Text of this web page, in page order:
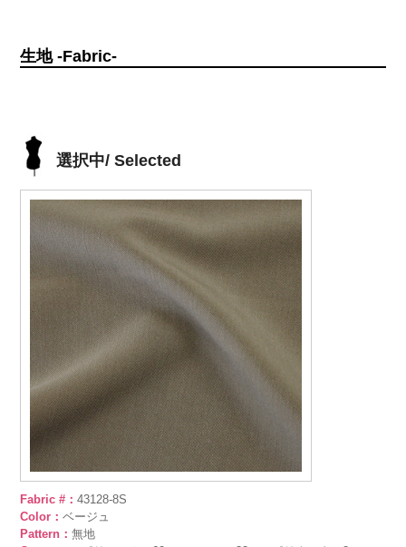
生地 -Fabric-
選択中/ Selected
Fabric #：43128-8S
Color：ベージュ
Pattern：無地